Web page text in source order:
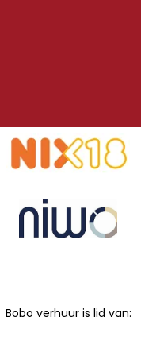
Bobo verhuur is lid van: